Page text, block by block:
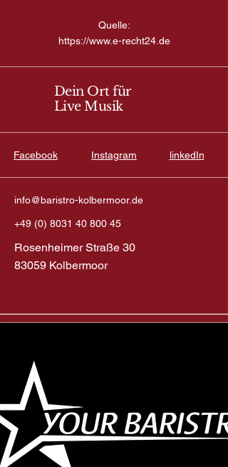
Quelle:
https://www.e-recht24.de
Dein Ort für
Live Musik
Facebook Instagram linkedIn
info@baristro-kolbermoor.de
+49 (0) 8031 40 800 45
Rosenheimer Straße 30
83059 Kolbermoor